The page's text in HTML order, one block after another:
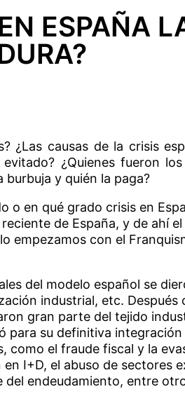
ESPAÑA
¿Las causas de la crisis
¿Quienes fueron
burbuja y quién la paga?
en qué grado crisis en
de España, y de ahí
empezamos con el
del modelo español se
industrial, etc.
gran parte del tejido
su definitiva
el fraude fiscal y la
I+D, el abuso de sectores
del endeudamiento, entre